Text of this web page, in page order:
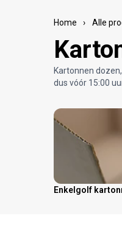
Home › Alle
Kartonnen
dus vóór 15:00
Enkelgolf